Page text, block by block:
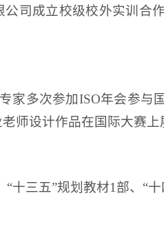
司成立校级校外实训合
家多次参加ISO年会参与
师设计作品在国际大赛上
十三五”规划教材1部、“十